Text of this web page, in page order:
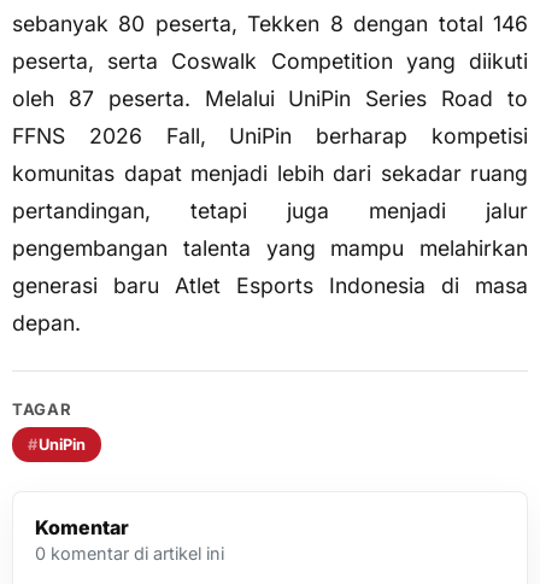
sebanyak 80 peserta, Tekken 8 dengan total 146
peserta, serta Coswalk Competition yang diikuti
oleh 87 peserta. Melalui UniPin Series Road to
FFNS 2026 Fall, UniPin berharap kompetisi
komunitas dapat menjadi lebih dari sekadar ruang
pertandingan, tetapi juga menjadi jalur
pengembangan talenta yang mampu melahirkan
generasi baru Atlet Esports Indonesia di masa
depan.
TAGAR
#UniPin
Komentar
0 komentar di artikel ini